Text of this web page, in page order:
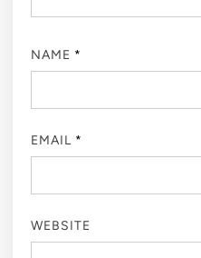
NAME *
EMAIL *
WEBSITE